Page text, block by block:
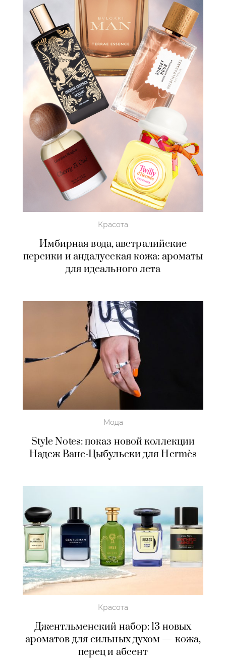
Красота
Имбирная вода, австралийские
персики и андалусская кожа: ароматы
для идеального лета
Мода
Style Notes: показ новой коллекции
Надеж Ване-Цыбульски для Hermès
Красота
Джентльменский набор: 13 новых
ароматов для сильных духом — кожа,
перец и абсент